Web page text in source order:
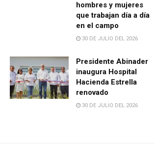
hombres y mujeres
que trabajan día a día
en el campo
30 DE JULIO DEL 2026
Presidente Abinader
inaugura Hospital
Hacienda Estrella
renovado
30 DE JULIO DEL 2026